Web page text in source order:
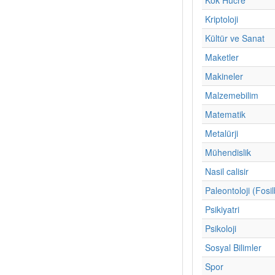
Kriptoloji
Kültür ve Sanat
Maketler
Makineler
Malzemebilim
Matematik
Metalürji
Mühendislik
Nasil calisir
Paleontoloji
Psikiyatri
Psikoloji
Sosyal Bilimler
Spor